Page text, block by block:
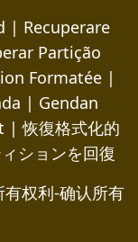
| Recuperare
Partição
Formatée |
| Gendan
|恢復格式化的
ションを回復
权利-确认所有